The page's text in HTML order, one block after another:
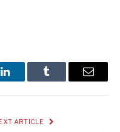
LinkedInTumblr Email
ARTICLE